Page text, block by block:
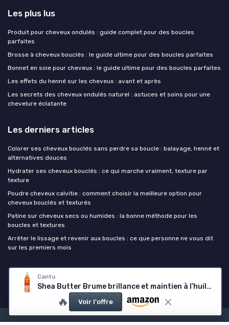
Cantu
Shea Butter Brume brillance et maintien à l’huile de coco 237 ml 237 ml (Lot de 1)
🔥 Voir l'offre
Les plus lus
Produit pour cheveux ondulés : guide complet pour des boucles
parfaites
Brosse à cheveux bouclés : le guide ultime pour des boucles parfaites
Bonnet en soie pour cheveux : le guide ultime pour des boucles parfaites
Les effets du henné sur les cheveux : avant et après
Les secrets des cheveux ondulés naturel : astuces et soins pour une
chevelure éclatante
Les derniers articles
Colorer ses cheveux bouclés sans perdre sa boucle : balayage, henné et
alternatives douces
Hydrater ses cheveux bouclés : ce qui marche vraiment, texture par
texture
Poudre cheveux calvitie : comment choisir la meilleure option pour
cheveux bouclés et texturés
Patine sur cheveux secs ou humides : la bonne méthode pour les
boucles et textures
Arrêter le lissage et revenir aux boucles : ce que personne ne vous dit
sur les premiers mois
Cheveux boucles